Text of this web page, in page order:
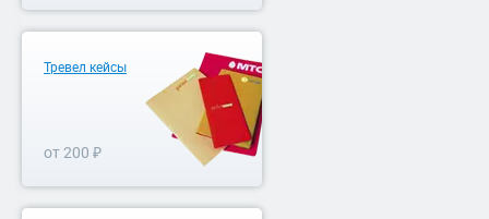
Тревел кейсы
от 200 ₽